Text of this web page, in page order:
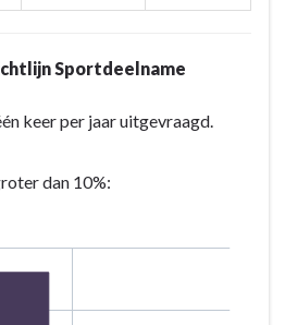
Sportdeelname
keer per jaar uitgevraagd.
dan 10%: